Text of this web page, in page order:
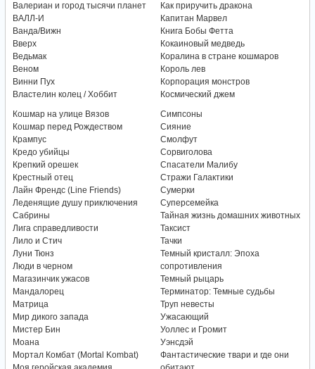
Валериан и город тысячи планет
ВАЛЛ-И
Ванда/Вижн
Вверх
Ведьмак
Веном
Винни Пух
Властелин колец / Хоббит
Как приручить дракона
Капитан Марвел
Книга Бобы Фетта
Кокаиновый медведь
Коралина в стране кошмаров
Король лев
Корпорация монстров
Космический джем
Кошмар на улице Вязов
Кошмар перед Рождеством
Крампус
Кредо убийцы
Крепкий орешек
Крестный отец
Лайн Френдс (Line Friends)
Леденящие душу приключения
Сабрины
Лига справедливости
Лило и Стич
Луни Тюнз
Люди в черном
Магазинчик ужасов
Мандалорец
Матрица
Мир дикого запада
Мистер Бин
Моана
Мортал Комбат (Mortal Kombat)
Симпсоны
Сияние
Смолфут
Сорвиголова
Спасатели Малибу
Стражи Галактики
Сумерки
Суперсемейка
Тайная жизнь домашних животных
Таксист
Тачки
Темный кристалл: Эпоха
сопротивления
Темный рыцарь
Терминатор: Темные судьбы
Труп невесты
Ужасающий
Уоллес и Громит
Уэнсдэй
Фантастические твари и где они